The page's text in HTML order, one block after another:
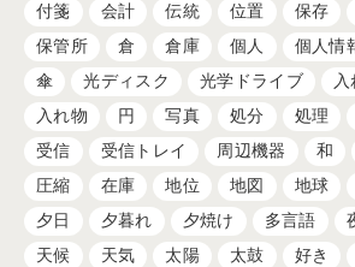
付箋
会計 伝統 位置 保存
保管所
倉 倉庫 個人 個人情
傘
光ディスク 光学ドライブ 入
入れ物
円 写真 処分 処理
受信
受信トレイ 周辺機器 和
圧縮
在庫 地位 地図 地球
夕日
夕暮れ 夕焼け 多言語
天候
天気 太陽 太鼓 好き